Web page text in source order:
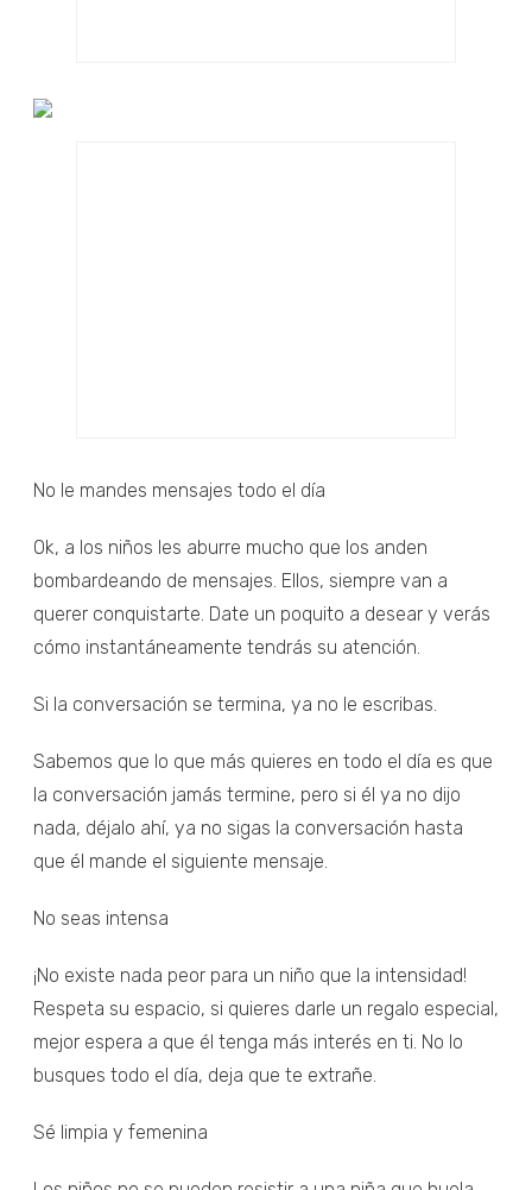
No le mandes mensajes todo el día
Ok, a los niños les aburre mucho que los anden
bombardeando de mensajes. Ellos, siempre van a
querer conquistarte. Date un poquito a desear y verás
cómo instantáneamente tendrás su atención.
Si la conversación se termina, ya no le escribas.
Sabemos que lo que más quieres en todo el día es que
la conversación jamás termine, pero si él ya no dijo
nada, déjalo ahí, ya no sigas la conversación hasta
que él mande el siguiente mensaje.
No seas intensa
¡No existe nada peor para un niño que la intensidad!
Respeta su espacio, si quieres darle un regalo especial,
mejor espera a que él tenga más interés en ti. No lo
busques todo el día, deja que te extrañe.
Sé limpia y femenina